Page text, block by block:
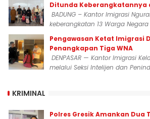
Ditunda Keberangkatannya
BADUNG – Kantor Imigrasi
keberangkatan 13 Warga
Pengawasan Ketat Imigrasi
Penangkapan Tiga WNA
DENPASAR — Kantor Imigrasi
melalui Seksi Intelijen dan
KRIMINAL
Polres Gresik Amankan Dua